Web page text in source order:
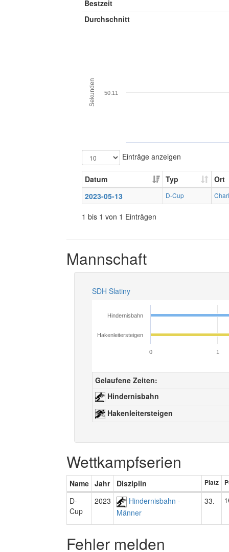
Bestzeit
Durchschnitt
Sekunden 50.11
Einträge anzeigen
Datum Typ
Ort
2023-05-13
D-Cup
1 bis 1 von 1 Einträgen
Mannschaft
SDH Slatiny
Hindernisbahn
Hakenleitersteigen
0 1
Gelaufene Zeiten:
Hindernisbahn
Hakenleitersteigen
Wettkampfserien
Name Jahr Disziplin Platz
D-
Cup
2023
Hindernisbahn -
Männer
33.
Fehler melden